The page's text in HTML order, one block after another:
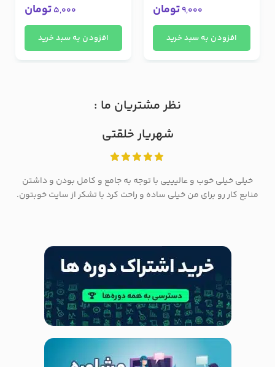
9,000تومان
افزودن به سبد خرید
5,000تومان
افزودن به سبد خرید
نظر مشتریان ما :
شهریار خلقتی
خیلی خیلی خوب و عالیییی با توجه به جامع و کامل بودن و داشتن
منابع کار رو برای من خیلی ساده و راحت کرد با تشکر از سایت خوبتون.